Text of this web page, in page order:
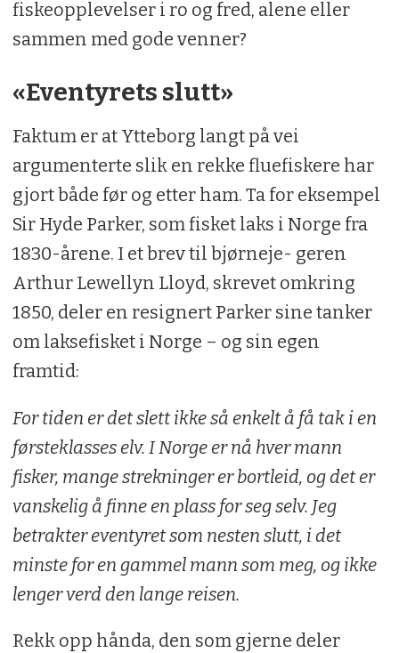
fiskeopplevelser i ro og fred, alene eller
sammen med gode venner?
«Eventyrets slutt»
Faktum er at Ytteborg langt på vei
argumenterte slik en rekke fluefiskere har
gjort både før og etter ham. Ta for eksempel
Sir Hyde Parker, som fisket laks i Norge fra
1830-årene. I et brev til bjørneje- geren
Arthur Lewellyn Lloyd, skrevet omkring
1850, deler en resignert Parker sine tanker
om laksefisket i Norge – og sin egen
framtid:
For tiden er det slett ikke så enkelt å få tak i en
førsteklasses elv. I Norge er nå hver mann
fisker, mange strekninger er bortleid, og det er
vanskelig å finne en plass for seg selv. Jeg
betrakter eventyret som nesten slutt, i det
minste for en gammel mann som meg, og ikke
lenger verd den lange reisen.
Rekk opp hånda, den som gjerne deler